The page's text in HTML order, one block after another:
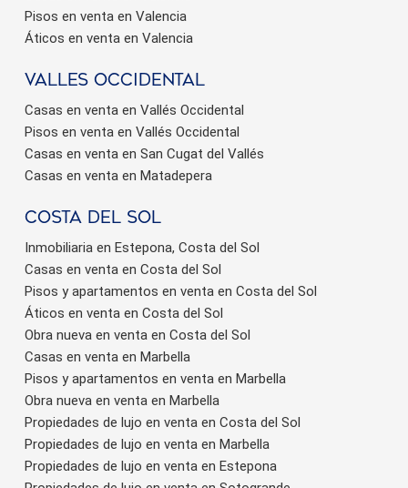
Pisos en venta en Valencia
Áticos en venta en Valencia
valles occidental
Casas en venta en Vallés Occidental
Pisos en venta en Vallés Occidental
Casas en venta en San Cugat del Vallés
Casas en venta en Matadepera
Costa del sol
Inmobiliaria en Estepona, Costa del Sol
Casas en venta en Costa del Sol
Pisos y apartamentos en venta en Costa del Sol
Áticos en venta en Costa del Sol
Obra nueva en venta en Costa del Sol
Casas en venta en Marbella
Pisos y apartamentos en venta en Marbella
Obra nueva en venta en Marbella
Propiedades de lujo en venta en Costa del Sol
Propiedades de lujo en venta en Marbella
Propiedades de lujo en venta en Estepona